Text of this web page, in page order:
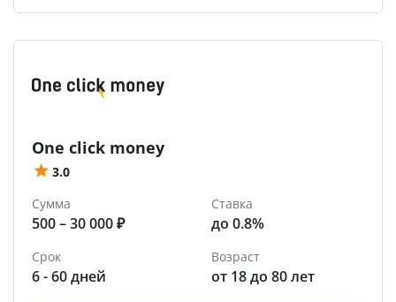
One click money
3.0
Сумма
500 – 30 000 ₽
Ставка
до 0.8%
Срок
6 - 60 дней
Возраст
от 18 до 80 лет